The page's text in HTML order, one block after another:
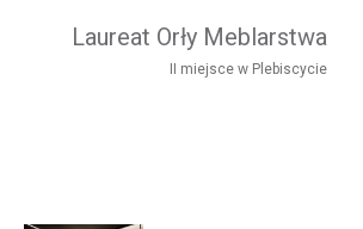
Laureat Orły Meblarstwa
II miejsce w Plebiscycie